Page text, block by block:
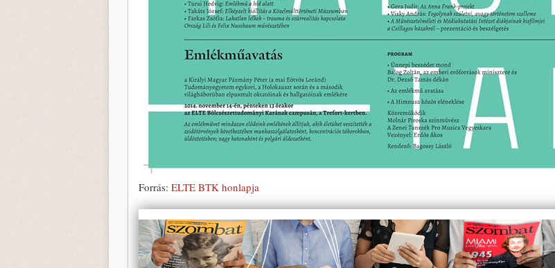
Forrás: ELTE BTK honlapja